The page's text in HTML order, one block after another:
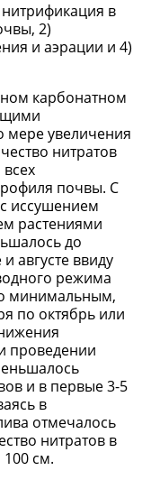
в
2)
и аэрации и 4)
карбонатном
мере увеличения
нитратов
почвы. С
иссушением
растениями
до
августе ввиду
режима
минимальным,
по октябрь или
проведении
и в первые 3-5
в
отмечалось
нитратов в
см.